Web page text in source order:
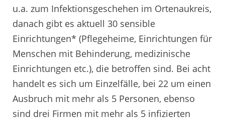
u.a. zum Infektionsgeschehen im Ortenaukreis,
danach gibt es aktuell 30 sensible
Einrichtungen* (Pflegeheime, Einrichtungen für
Menschen mit Behinderung, medizinische
Einrichtungen etc.), die betroffen sind. Bei acht
handelt es sich um Einzelfälle, bei 22 um einen
Ausbruch mit mehr als 5 Personen, ebenso
sind drei Firmen mit mehr als 5 infizierten